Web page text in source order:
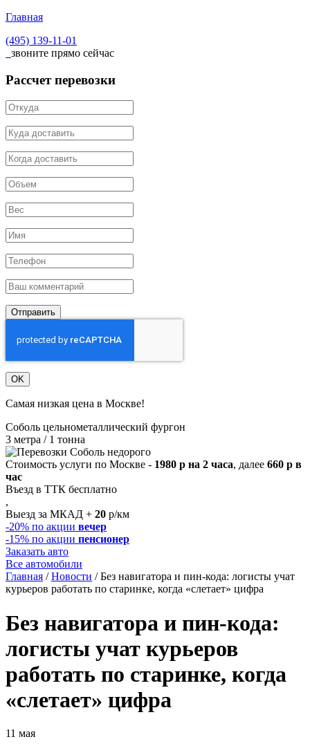
Главная
(495) 139-11-01
звоните прямо сейчас
Рассчет перевозки
Отправить
OK
Самая низкая цена в Москве!
Соболь цельнометаллический фургон
3 метра / 1 тонна
Стоимость услуги по Москве - 1980 р на 2 часа, далее 660 р в
час
Въезд в ТТК бесплатно
,
Выезд за МКАД + 20 р/км
-20% по акции вечер
-15% по акции пенсионер
Заказать авто
Все автомобили
Главная /Новости /Без навигатора и пин-кода: логисты учат
курьеров работать по старинке, когда «слетает» цифра
Без навигатора и пин-кода:
логисты учат курьеров
работать по старинке, когда
«слетает» цифра
11 мая